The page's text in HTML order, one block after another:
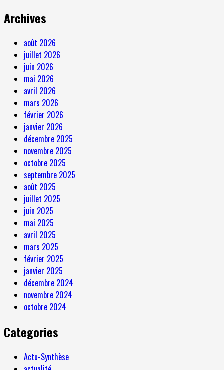
Archives
août 2026
juillet 2026
juin 2026
mai 2026
avril 2026
mars 2026
février 2026
janvier 2026
décembre 2025
novembre 2025
octobre 2025
septembre 2025
août 2025
juillet 2025
juin 2025
mai 2025
avril 2025
mars 2025
février 2025
janvier 2025
décembre 2024
novembre 2024
octobre 2024
Categories
Actu-Synthèse